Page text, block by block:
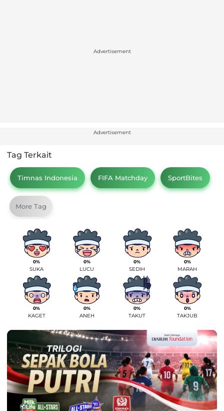
Advertisement
Advertisement
Tag Terkait
Timnas Indonesia FIFA Matchday SportBites
More Tag
0%
SUKA
0%
LUCU
0%
SEDIH
0%
MARAH
0%
KAGET
0%
ANEH
0%
TAKUT
0%
TAKJUB